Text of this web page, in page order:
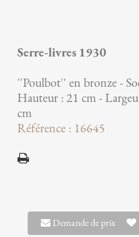
Serre-livres 1930
''Poulbot'' en bronze -
Hauteur : 21 cm -
cm
Référence : 16645
Demande de prix